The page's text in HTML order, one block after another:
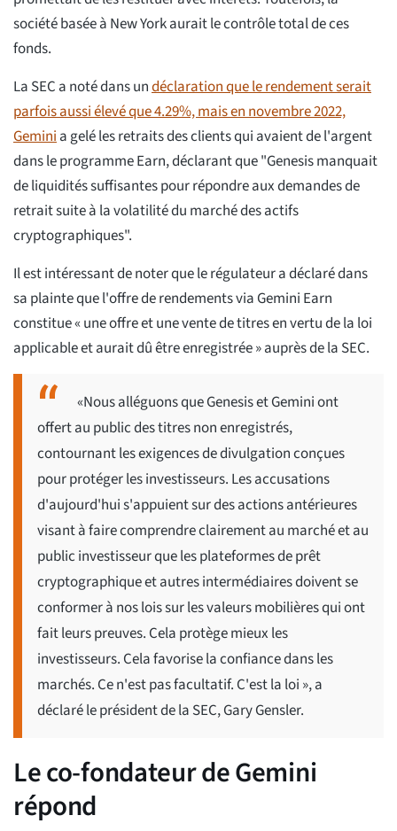
société basée à New York aurait le contrôle total de ces
fonds.
La SEC a noté dans undéclaration que le rendement serait
parfois aussi élevé que 4.29%, mais en novembre 2022,
Geminia gelé les retraits des clients qui avaient de l'argent
dans le programme Earn, déclarant que "Genesis manquait
de liquidités suffisantes pour répondre aux demandes de
retrait suite à la volatilité du marché des actifs
cryptographiques".
Il est intéressant de noter que le régulateur a déclaré dans
sa plainte que l'offre de rendements via Gemini Earn
constitue « une offre et une vente de titres en vertu de la loi
applicable et aurait dû être enregistrée » auprès de la SEC.
«Nous alléguons que Genesis et Gemini ont
offert au public des titres non enregistrés,
contournant les exigences de divulgation conçues
pour protéger les investisseurs. Les accusations
d'aujourd'hui s'appuient sur des actions antérieures
visant à faire comprendre clairement au marché et au
public investisseur que les plateformes de prêt
cryptographique et autres intermédiaires doivent se
conformer à nos lois sur les valeurs mobilières qui ont
fait leurs preuves. Cela protège mieux les
investisseurs. Cela favorise la confiance dans les
marchés. Ce n'est pas facultatif. C'est la loi », a
déclaré le président de la SEC, Gary Gensler.
Le co-fondateur de Gemini
répond